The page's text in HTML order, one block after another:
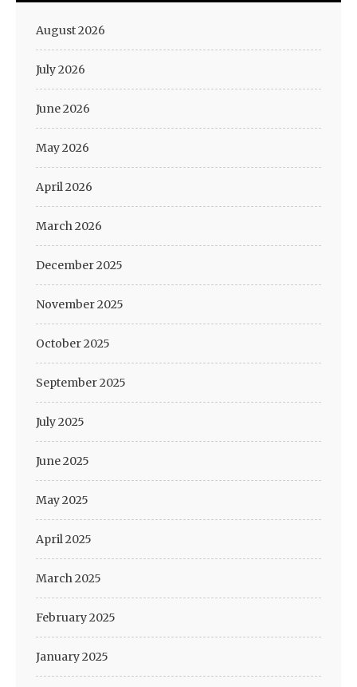
August 2026
July 2026
June 2026
May 2026
April 2026
March 2026
December 2025
November 2025
October 2025
September 2025
July 2025
June 2025
May 2025
April 2025
March 2025
February 2025
January 2025